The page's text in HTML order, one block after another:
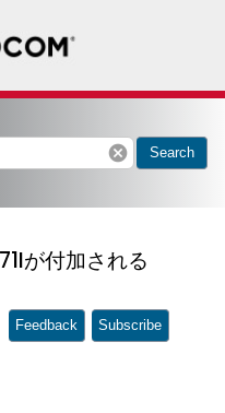
cancel Search
が付加される
Feedback Subscribe